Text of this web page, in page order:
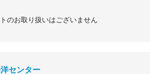
のお取り扱いはございません
センター